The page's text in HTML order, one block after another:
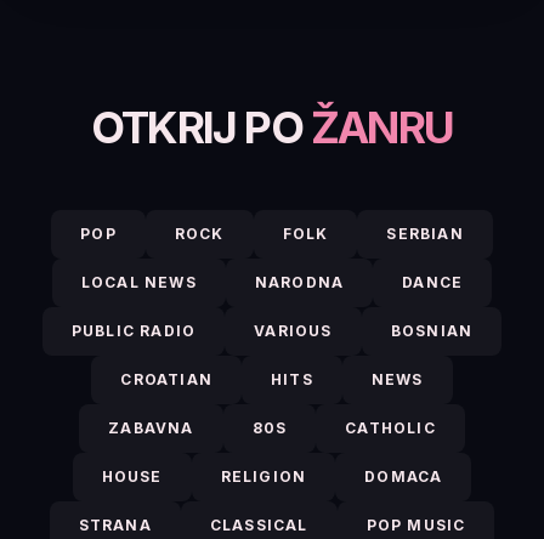
OTKRIJ POŽANRU
POP ROCK FOLK SERBIAN
LOCAL NEWS NARODNA DANCE
PUBLIC RADIO VARIOUS BOSNIAN
CROATIAN HITS NEWS
ZABAVNA 80S CATHOLIC
HOUSE RELIGION DOMACA
STRANA CLASSICAL POP MUSIC